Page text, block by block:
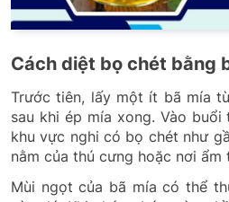
Cách diệt bọ chét bằng
Trước tiên, lấy một ít bã mía
sau khi ép mía xong. Vào buổi
khu vực nghi có bọ chét như
nằm của thú cưng hoặc nơi ẩm
Mùi ngọt của bã mía có thể